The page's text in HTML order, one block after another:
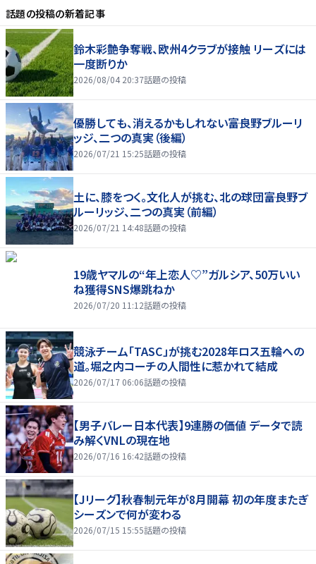
話題の投稿の新着記事
鈴木彩艶争奪戦、欧州4クラブが接触 リーズには
一度断りか
2026/08/04 20:37話題の投稿
優勝しても、消えるかもしれない――富良野ブルーリ
ッジ、二つの真実（後編）
2026/07/21 15:25話題の投稿
土に、膝をつく。文化人が挑む、北の球団――富良野ブ
ルーリッジ、二つの真実（前編）
2026/07/21 14:48話題の投稿
19歳ヤマルの“年上恋人♡”ガルシア、50万いい
ね獲得SNS爆跳ねか
2026/07/20 11:12話題の投稿
競泳チーム「TASC」が挑む2028年ロス五輪への
道。堀之内コーチの人間性に惹かれて結成
2026/07/17 06:06話題の投稿
【男子バレー日本代表】9連勝の価値 データで読
み解くVNLの現在地
2026/07/16 16:42話題の投稿
【Jリーグ】秋春制元年が8月開幕 初の年度またぎ
シーズンで何が変わる
2026/07/15 15:55話題の投稿